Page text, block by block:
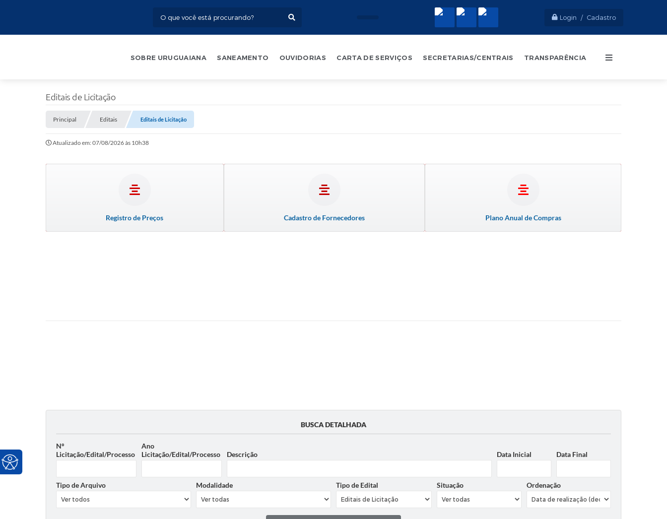
Login / Cadastro
SOBRE URUGUAIANA SANEAMENTO OUVIDORIAS CARTA DE SERVIÇOS SECRETARIAS/CENTRAIS TRANSPARÊNCIA
Editais de Licitação
Principal Editais Editais de Licitação
Atualizado em: 07/08/2026 às 10h38
Registro de Preços Cadastro de Fornecedores Plano Anual de Compras
BUSCA DETALHADA
Nº
Licitação/Edital/Processo
Ano
Licitação/Edital/Processo
Descrição Data Inicial Data Final
Tipo de Arquivo Modalidade Tipo de Edital Situação Ordenação